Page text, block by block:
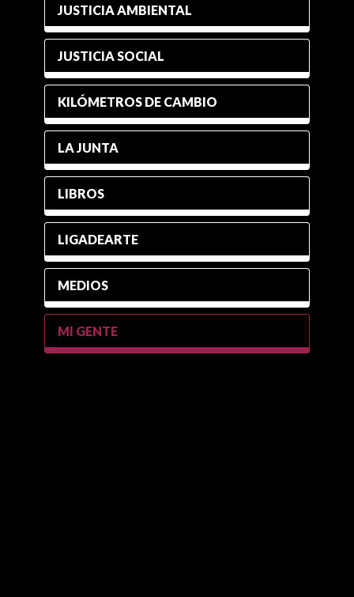
JUSTICIA AMBIENTAL
JUSTICIA SOCIAL
KILÓMETROS DE CAMBIO
LA JUNTA
LIBROS
LIGADEARTE
MEDIOS
MI GENTE